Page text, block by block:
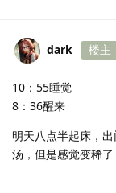
dark 楼主
10：55睡觉
8：36醒来
明天八点半起床，
汤，但是感觉变稀了